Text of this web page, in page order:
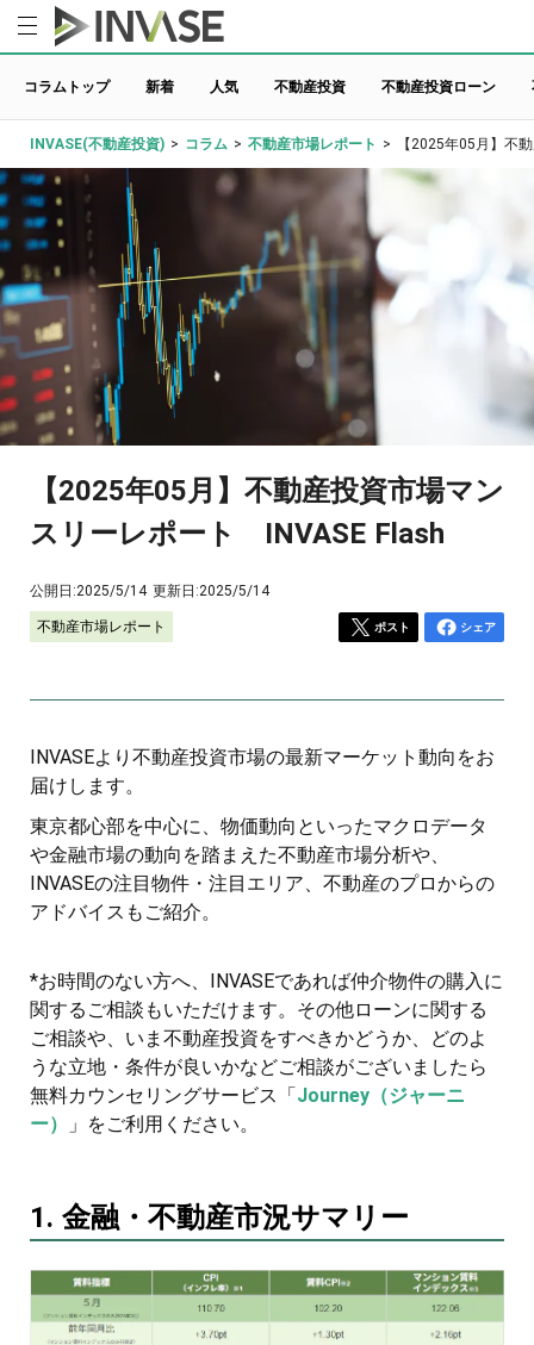
コラムトップ 新着 人気 不動産投資 不動産投資ローン
INVASE(不動産投資) > コラム > 不動産市場レポート > 【2025年05月】不
【2025年05月】不動産投資市場マン
スリーレポート INVASE Flash
公開日:2025/5/14 更新日:2025/5/14
不動産市場レポート ポスト シェア
INVASEより不動産投資市場の最新マーケット動向をお
届けします。
東京都心部を中心に、物価動向といったマクロデータ
や金融市場の動向を踏まえた不動産市場分析や、
INVASEの注目物件・注目エリア、不動産のプロからの
アドバイスもご紹介。
*お時間のない方へ、INVASEであれば仲介物件の購入に
関するご相談もいただけます。その他ローンに関する
ご相談や、いま不動産投資をすべきかどうか、どのよ
うな立地・条件が良いかなどご相談がございましたら
無料カウンセリングサービス「Journey（ジャーニ
ー）
」をご利用ください。
1. 金融・不動産市況サマリー